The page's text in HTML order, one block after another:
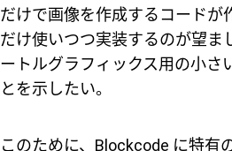
だけで画像を作成するコードが
だけ使いつつ実装するのが望ま
ートルグラフィックス用の小さ
とを示したい。
このために、Blockcode に特有